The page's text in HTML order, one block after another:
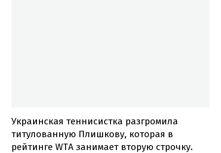
Украинская теннисистка разгромила
титулованную Плишкову, которая в
рейтинге WTA занимает вторую строчку.